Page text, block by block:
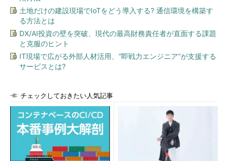
土地だけの建設現場でIoTをどう導入する? 通信環境を構築す
る方法とは
DX/AI投資の壁を突破、現代の最高財務責任者が直面する課題
と克服のヒント
IT現場で広がる外部人材活用、“即戦力エンジニア”が支援する
サービスとは?
チェックしておきたい人気記事